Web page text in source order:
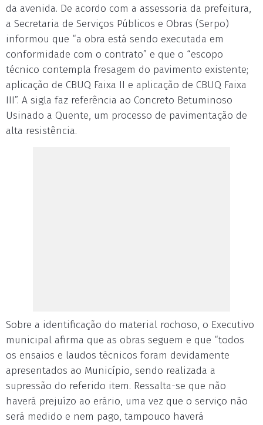
da avenida. De acordo com a assessoria da prefeitura,
a Secretaria de Serviços Públicos e Obras (Serpo)
informou que “a obra está sendo executada em
conformidade com o contrato” e que o “escopo
técnico contempla fresagem do pavimento existente;
aplicação de CBUQ Faixa II e aplicação de CBUQ Faixa
III”. A sigla faz referência ao Concreto Betuminoso
Usinado a Quente, um processo de pavimentação de
alta resistência.
Sobre a identificação do material rochoso, o Executivo
municipal afirma que as obras seguem e que “todos
os ensaios e laudos técnicos foram devidamente
apresentados ao Município, sendo realizada a
supressão do referido item. Ressalta-se que não
haverá prejuízo ao erário, uma vez que o serviço não
será medido e nem pago, tampouco haverá